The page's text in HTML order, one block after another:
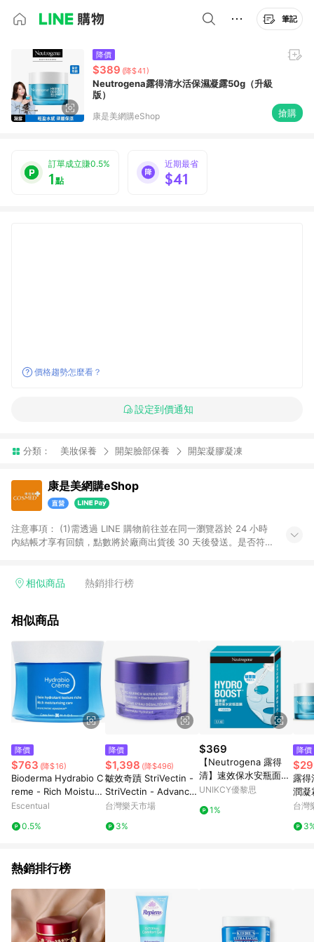
筆記
降價
$389 (降$41)
Neutrogena露得清水活保濕凝露50g（升級
版）
康是美網購eShop 搶購
訂單成立賺0.5%
1點
近期最省
$41
價格趨勢怎麼看？
設定到價通知
分類： 美妝保養 開架臉部保養 開架凝膠凝凍
康是美網購eShop
注意事項：​ (1)需透過 LINE 購物前往並在同一瀏覽器於 24 小時
內結帳才享有回饋，點數將於廠商出貨後 30 天後發送。​是否符
黃金鑽飾/精品相關/3C數位(含周邊)/家電視聽/運動戶外/母嬰用
饋%」，將於訂單成立後由「LINE購物通知」之官方帳號訊息通
依LINE購物網站訂單成立通知為準。​​ (5)LINE購物設有「單一商
品最高回饋點數」機制 (部分時段開放「回饋無上限」)，以同一
訂單中同一商品不論件數計算，請依訂單成立當下LINE購物的回
饋機制為準。
相似商品 熱銷排行榜
相似商品
降價
$763 (降$16)
Bioderma Hydrabio C
reme - Rich Moisturis
ing Care 50ml
Escentual
0.5%
降價
$1,398 (降$496)
皺效奇蹟 StriVectin -
StriVectin - Advance
d Hydration Re-Quen
解質保濕霜（無油）
台灣樂天市場
3%
$369
【Neutrogena 露得
清】速效保水安瓶面膜
5入組
UNIKCY優黎思
1%
降價
露得
潤凝
台灣
熱銷排行榜